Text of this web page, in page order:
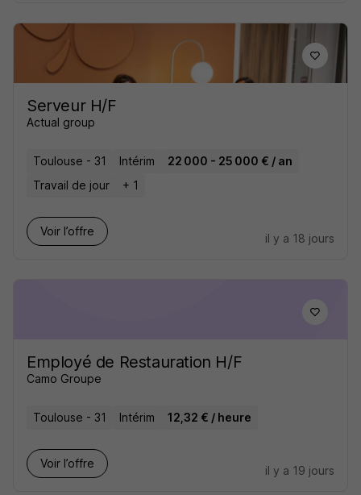
Serveur H/F
Actual group
Toulouse - 31 Intérim
22 000 - 25 000 € / an
Travail de jour
+ 1
Voir l’offre
il y a 18 jours
Employé de Restauration H/F
Camo Groupe
Toulouse - 31 Intérim 12,32 € / heure
Voir l’offre
il y a 19 jours